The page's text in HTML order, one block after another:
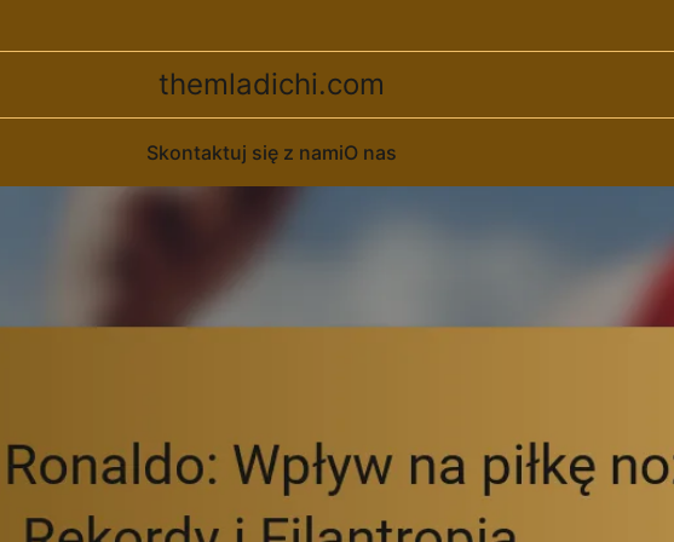
themladichi.com
Skontaktuj się z namiO nas